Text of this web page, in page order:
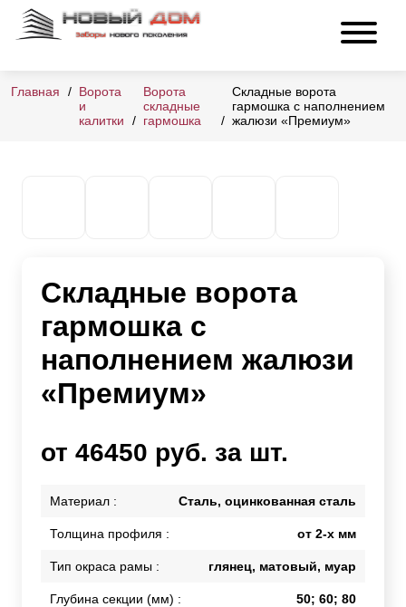
Главная
Ворота
и
калитки
Ворота
складные
гармошка
Складные ворота
гармошка с наполнением
жалюзи «Премиум»
Складные ворота
гармошка с
наполнением жалюзи
«Премиум»
от 46450 руб. за шт.
Материал : Сталь, оцинкованная сталь
Толщина профиля : от 2-х мм
Тип окраса рамы : глянец, матовый, муар
Глубина секции (мм) : 50; 60; 80